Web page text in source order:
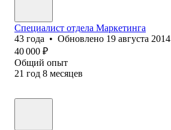
Специалист отдела Маркетинга
43 года • Обновлено 19 августа 2014
40 000 ₽
Общий опыт
21 год 8 месяцев